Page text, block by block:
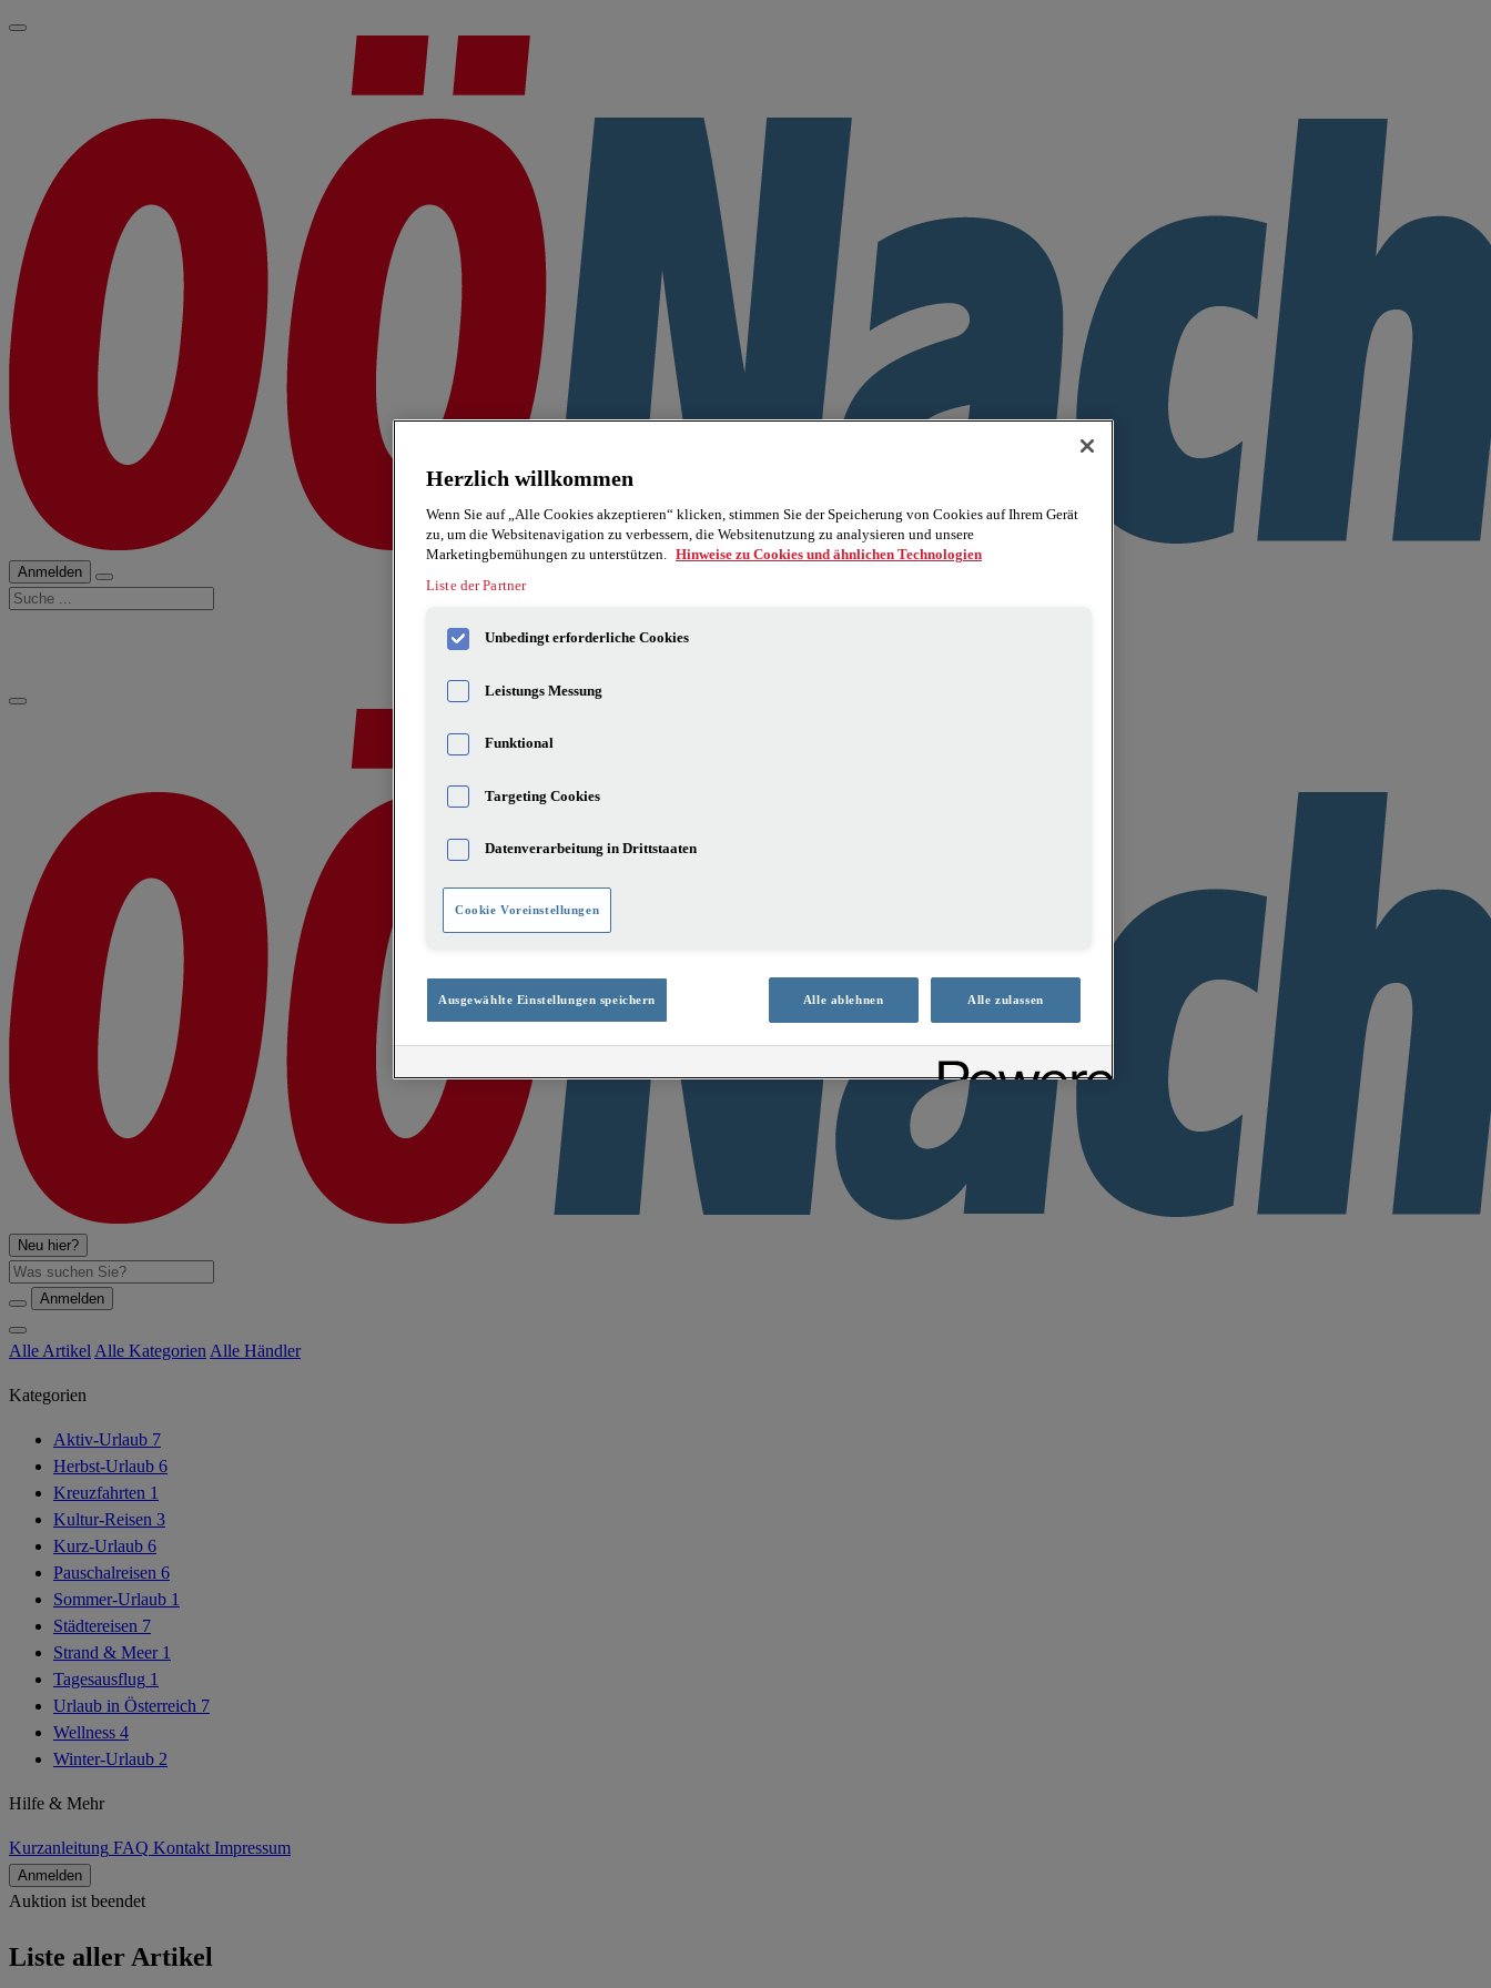
Anmelden
Suche
Neu hier?
Suche
Anmelden
Alle Artikel Alle Kategorien Alle Händler
Kategorien
Aktiv-Urlaub 7
Herbst-Urlaub 6
Kreuzfahrten 1
Kultur-Reisen 3
Kurz-Urlaub 6
Pauschalreisen 6
Sommer-Urlaub 1
Städtereisen 7
Strand & Meer 1
Tagesausflug 1
Urlaub in Österreich 7
Wellness 4
Winter-Urlaub 2
Hilfe & Mehr
Kurzanleitung FAQ Kontakt Impressum
Anmelden
Auktion ist beendet
Alle Artikel
Liste aller Artikel
Herzlich willkommen
Wenn Sie auf „Alle Cookies akzeptieren“ klicken, stimmen Sie der Speicherung von Cookies auf Ihrem Gerät
zu, um die Websitenavigation zu verbessern, die Websitenutzung zu analysieren und unsere
Marketingbemühungen zu unterstützen.
Hinweise zu Cookies und ähnlichen Technologien
Liste der Partner
Unbedingt erforderliche Cookies
Leistungs Messung
Funktional
Targeting Cookies
Datenverarbeitung in Drittstaaten
Cookie Voreinstellungen
Ausgewählte Einstellungen speichern Alle ablehnen Alle zulassen